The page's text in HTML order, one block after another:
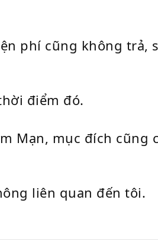
phí cũng không trả,
điểm đó.
Mạn, mục đích cũng
liên quan đến tôi.